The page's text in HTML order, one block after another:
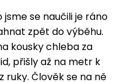
se naučili je ráno
zpět do výběhu.
kousky chleba za
přišly až na metr k
ruky. Člověk se na ně